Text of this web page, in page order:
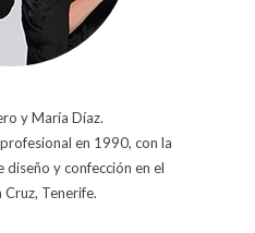
y María Díaz.
en 1990, con la
diseño y confección en el
Tenerife.